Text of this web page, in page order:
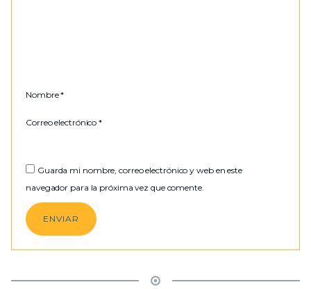
Nombre*
Correo electrónico*
Guarda mi nombre, correo electrónico y web en este
navegador para la próxima vez que comente.